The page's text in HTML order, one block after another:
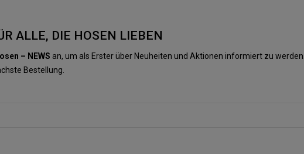
ALLE, DIE HOSEN LIEBEN
– NEWS an, um als Erster über Neuheiten und Aktionen informiert zu
Bestellung.